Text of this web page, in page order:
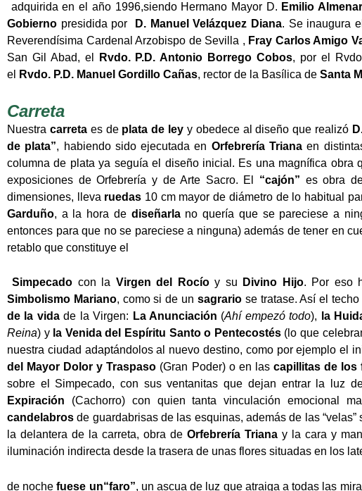
adquirida en el año 1996,siendo Hermano Mayor D. Emilio
Gobierno presidida por D. Manuel Velázquez Diana. Se inaugura
Reverendísima Cardenal Arzobispo de Sevilla , Fray Carlos Amigo
San Gil Abad, el
Rvdo. P.D. Antonio Borrego Cobos, por el
el
Rvdo. P.D. Manuel Gordillo Cañas, rector de la Basílica de Santa
Carreta
Nuestra carretaes deplata de ley y obedece al diseño que realizó
de plata”, habiendo sido ejecutada en Orfebrería Triana en
columna de plata ya seguía el diseño inicial. Es una magnífica obra
exposiciones de Orfebrería y de Arte Sacro. El “cajón” es obra
dimensiones, lleva ruedas 10 cm mayor de diámetro de lo habitual
Garduño, a la hora de diseñarlano quería que se pareciese a
entonces para que no se pareciese a ninguna) además de tener en
retablo que constituye el
Simpecado con la Virgen del Rocíoy su Divino Hijo. Por eso
Simbolismo Mariano, como si de un sagrariose tratase. Así el
de la vidade la Virgen: La Anunciación (Ahí empezó todo), la
Reina) y la Venida del Espíritu Santo o Pentecostés(lo que
nuestra ciudad adaptándolos al nuevo destino, como por ejemplo el
del Mayor Dolor y Traspaso (Gran Poder) o en las capillitas de los
sobre el Simpecado, con sus ventanitas que dejan entrar la luz
Expiración (Cachorro) con quien tanta vinculación emocional
candelabros de guardabrisas de las esquinas, además de las
la delantera de la carreta, obra de Orfebrería Trianay la cara y
iluminación indirecta desde la trasera de unas flores situadas en los
de nochefuese un“faro”, un ascua de luz que atraiga a todas las